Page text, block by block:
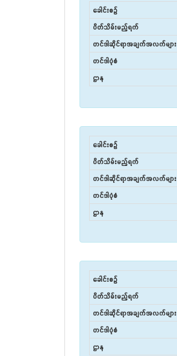
ခေါင်းစဉ်
ပိတ်သိမ်းမည့်ရက်
တင်ဒါဆိုင်ရာအချက်အလက်များ
တင်ဒါပုံစံ
ဌာန
ခေါင်းစဉ်
ပိတ်သိမ်းမည့်ရက်
တင်ဒါဆိုင်ရာအချက်အလက်များ
တင်ဒါပုံစံ
ဌာန
ခေါင်းစဉ်
ပိတ်သိမ်းမည့်ရက်
တင်ဒါဆိုင်ရာအချက်အလက်များ
တင်ဒါပုံစံ
ဌာန